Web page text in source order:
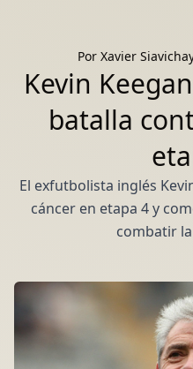
Por Xavier
Kevin
batalla
El exfutbolista inglés
cáncer en etapa 4 y
combatir